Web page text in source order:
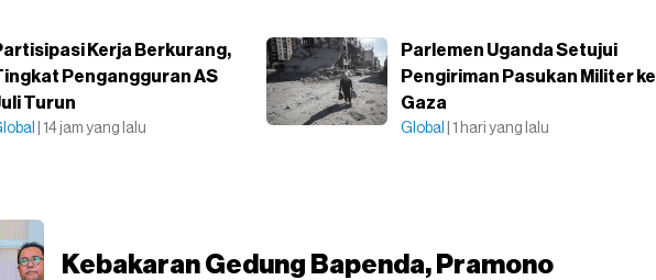
Kerja Berkurang,
Pengangguran AS
Turun
| 14 jam yang lalu
Parlemen Uganda Setujui
Pengiriman Pasukan Militer ke
Gaza
Global | 1 hari yang lalu
Kebakaran Gedung Bapenda, Pramono